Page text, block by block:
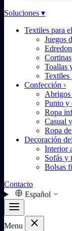
Soluciones ▾
Textiles para
Juegos
Cortinas
Toallas
Textiles
Confección ›
Abrigos
Punto y
Ropa
Casual
Ropa
Decoración
Interior
Sofás y
Bolsas
Contacto
Español
Menu